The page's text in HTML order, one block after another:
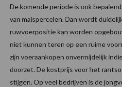
De komende periode is ook
van maispercelen. Dan wordt
ruwvoerpositie kan worden
niet kunnen teren op een ruime
zijn voeraankopen onvermijdelijk
doorzet. De kostprijs voor het
stijgen. Op veel bedrijven is de